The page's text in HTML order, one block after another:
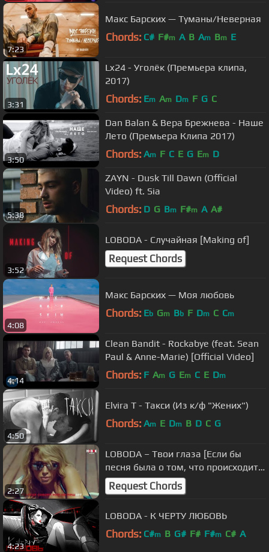
7:23
Макс Барских — Туманы/Неверная
Chords: C# F#m A B Am Bm E
3:31
Lx24 - Уголёк (Премьера клипа,
2017)
Chords: Em Am Dm F G C
3:50
Dan Balan & Вера Брежнева - Наше
Лето (Премьера Клипа 2017)
Chords: Am F C E G Em D
5:38
ZAYN - Dusk Till Dawn (Official
Video) ft. Sia
Chords: D G Bm F#m A A#
3:52
LOBODA - Случайная [Making of]
Request Chords
4:08
Макс Барских — Моя любовь
Chords: Eb Gm Bb F Dm C Cm
4:14
Clean Bandit - Rockabye (feat. Sean
Paul & Anne-Marie) [Official Video]
Chords: F Am G Em C E Dm
4:50
Elvira T - Такси (Из к/ф "Жених")
Chords: Am E Dm B D C G
2:27
LОВОDА – Твои глаза [Если бы
песня была о том, что происходит в
клипе]
Request Chords
4:23
LOBODA - К ЧЕРТУ ЛЮБОВЬ
Chords: C#m B G# F# F#m C# A